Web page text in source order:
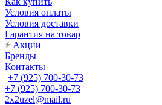
Условия оплаты
Условия доставки
Гарантия на товар
Акции
Бренды
Контакты
+7 (925) 700-30-73
+7 (925) 700-30-73
2x2uzel@mail.ru